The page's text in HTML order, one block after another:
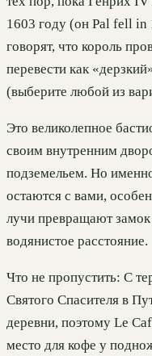
1603 году (он Pal fell in
говорят, что король
перевести как
(выберите любой из
Это великолепное
своим внутренним
подземельем. Но
остаются с вами,
лучи превращают замок
водянистое расстояние.
Что не пропустить: С
Святого Спасителя в
деревни, поэтому Le
место для кофе у